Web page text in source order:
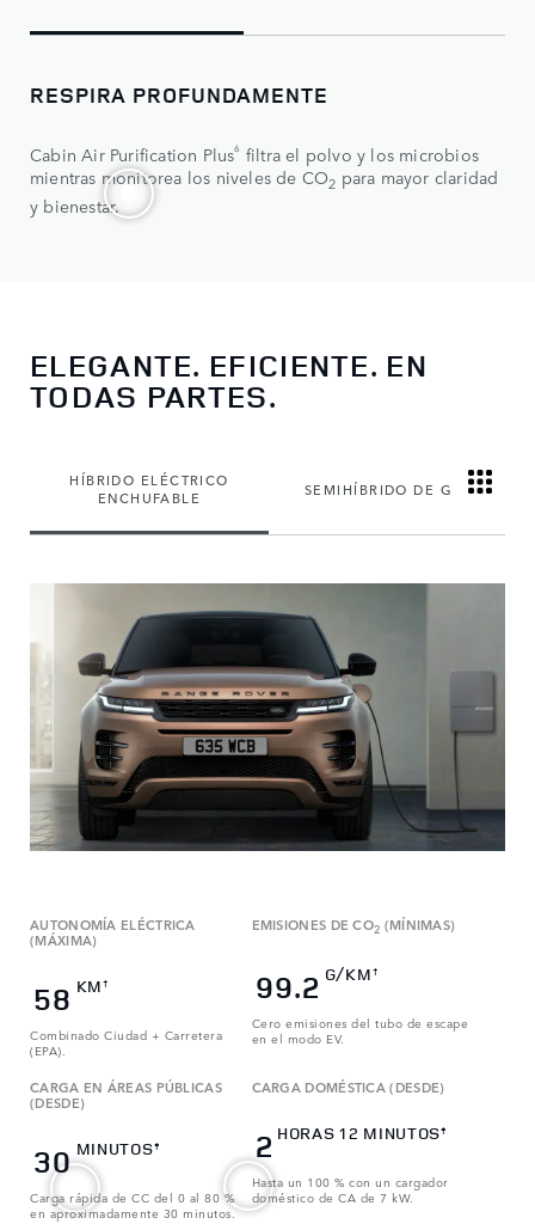
RESPIRA PROFUNDAMENTE
Cabin Air Purification Plus6 filtra el polvo y los microbios
mientras monitorea los niveles de CO2 para mayor claridad
y bienestar.
ELEGANTE. EFICIENTE. EN
TODAS PARTES.
HÍBRIDO ELÉCTRICO
ENCHUFABLE
SEMIHÍBRIDO DE GASOLINA
AUTONOMÍA ELÉCTRICA
(MÁXIMA)
58 KM†
Combinado Ciudad + Carretera
(EPA).
EMISIONES DE CO2 (MÍNIMAS)
99.2 G/KM†
Cero emisiones del tubo de escape
en el modo EV.
CARGA EN ÁREAS PÚBLICAS
(DESDE)
30 MINUTOS‡
Carga rápida de CC del 0 al 80 %
en aproximadamente 30 minutos.
CARGA DOMÉSTICA (DESDE)
2 HORAS 12 MINUTOS‡
Hasta un 100 % con un cargador
doméstico de CA de 7 kW.